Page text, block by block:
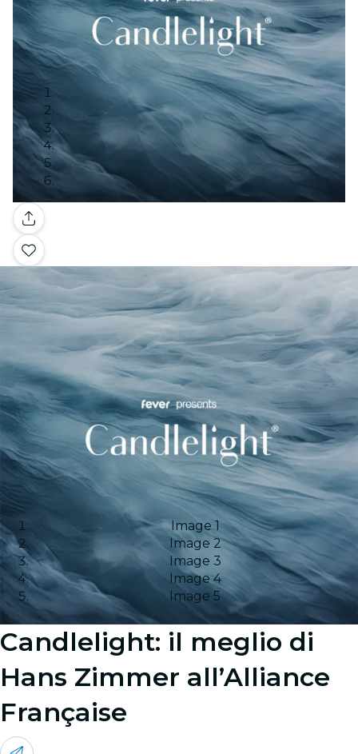
Galleria
Image 1
Image 2
Image 3
Image 4
Image 5
Candlelight: il meglio di
Hans Zimmer all’Alliance
Française